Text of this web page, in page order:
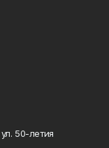
50-летия